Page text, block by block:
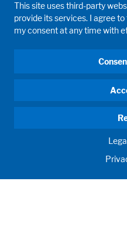
This site uses third-party
provide its services. I agree
my consent at any time with